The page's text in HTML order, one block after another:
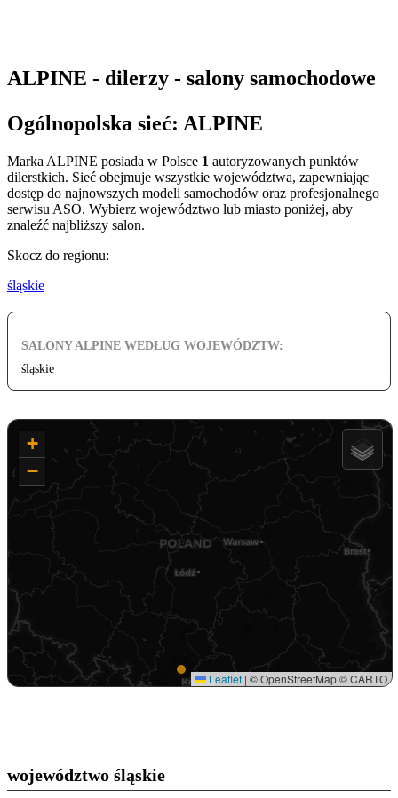
ALPINE - dilerzy - salony samochodowe
Ogólnopolska sieć: ALPINE
Marka ALPINE posiada w Polsce 1 autoryzowanych punktów
dilerstkich. Sieć obejmuje wszystkie województwa, zapewniając
dostęp do najnowszych modeli samochodów oraz profesjonalnego
serwisu ASO. Wybierz województwo lub miasto poniżej, aby
znaleźć najbliższy salon.
Skocz do regionu:
śląskie
SALONY ALPINE WEDŁUG WOJEWÓDZTW:
śląskie
+
−
Leaflet | © OpenStreetMap © CARTO
województwo śląskie